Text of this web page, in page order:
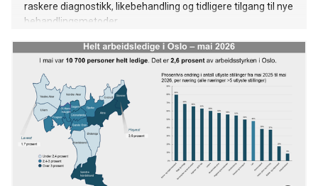
raskere diagnostikk, likebehandling og tidligere tilgang til nye
behandlingsmetoder.